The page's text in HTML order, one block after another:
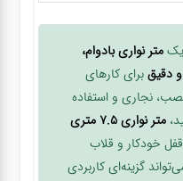
یکمتر نواری بادوام،
دقیقبرای کارهای
نجاری و استفاده
متر نواری 7.5 متری
قفل خودکار و قلاب
گزینه‌ای کاربردی